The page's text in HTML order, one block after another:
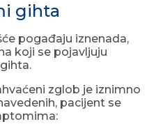
gihta
pogađaju iznenada,
koji se pojavljuju
zglob je iznimno
pacijent se